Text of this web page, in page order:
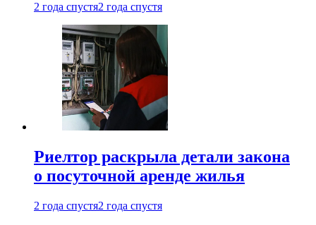
2 года спустя2 года спустя
Риелтор раскрыла детали закона
о посуточной аренде жилья
2 года спустя2 года спустя